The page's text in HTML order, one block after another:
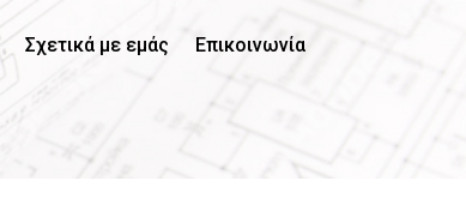
Σχετικά με εμάς Επικοινωνία